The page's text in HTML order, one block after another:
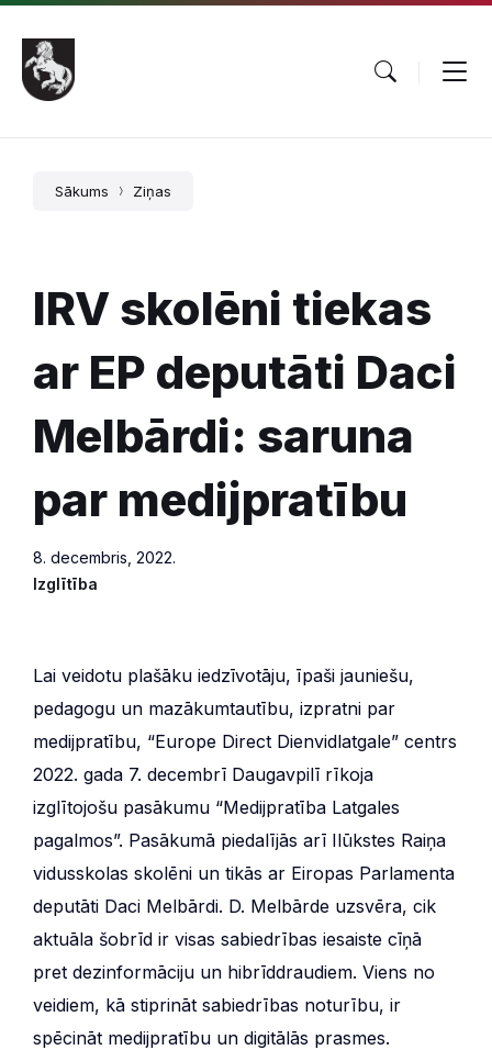
Pāriet
saturu
Skip
main
navigation
Skip
footer
Sākums Ziņas
IRV skolēni tiekas
ar EP deputāti Daci
Melbārdi: saruna
par medijpratību
8. decembris, 2022.
Izglītība
Lai veidotu plašāku iedzīvotāju, īpaši jauniešu,
pedagogu un mazākumtautību, izpratni par
medijpratību, “Europe Direct Dienvidlatgale” centrs
2022. gada 7. decembrī Daugavpilī rīkoja
izglītojošu pasākumu “Medijpratība Latgales
pagalmos”. Pasākumā piedalījās arī Ilūkstes Raiņa
vidusskolas skolēni un tikās ar Eiropas Parlamenta
deputāti Daci Melbārdi. D. Melbārde uzsvēra, cik
aktuāla šobrīd ir visas sabiedrības iesaiste cīņā
pret dezinformāciju un hibrīddraudiem. Viens no
veidiem, kā stiprināt sabiedrības noturību, ir
spēcināt medijpratību un digitālās prasmes.